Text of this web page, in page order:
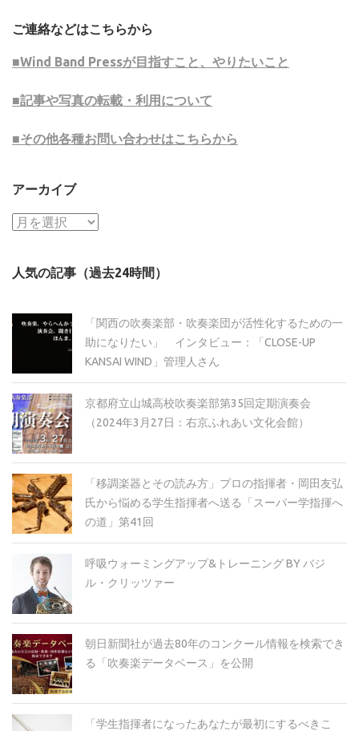
ご連絡などはこちらから
■Wind Band Pressが目指すこと、やりたいこと
■記事や写真の転載・利用について
■その他各種お問い合わせはこちらから
アーカイブ
ア
イ
人気の記事（過去24時間）
「関西の吹奏楽部・吹奏楽団が活性化するための一
助になりたい」 インタビュー：「CLOSE-UP
KANSAI WIND」管理人さん
京都府立山城高校吹奏楽部第35回定期演奏会
（2024年3月27日：右京ふれあい文化会館）
「移調楽器とその読み方」プロの指揮者・岡田友弘
氏から悩める学生指揮者へ送る「スーパー学指揮へ
の道」第41回
呼吸ウォーミングアップ&トレーニング BY バジ
ル・クリッツァー
朝日新聞社が過去80年のコンクール情報を検索でき
る「吹奏楽データベース」を公開
「学生指揮者になったあなたが最初にするべきこ